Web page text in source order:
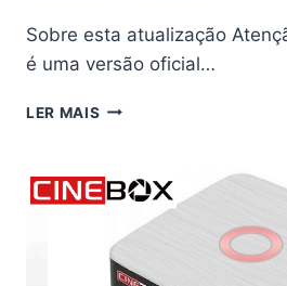
Sobre esta atualização
é uma versão oficial…
LER MAIS CINEBOX
ATUALIZAÇÃO
–
18/12/2025